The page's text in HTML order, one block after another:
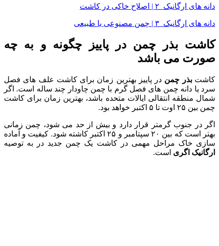
دانه های ارگانیک ۲ | اصلاح خاکی در کاشت
دانه های ارگانیک ۳ | چمن مصنوعی یا طبیعی
کاشت بذر چمن در پاییز چگونه و به چه
صورت می باشد
کاشتبذر چمن در پاییز بهترین زمان برای کاشت علف های فصل
سرد یا دانه چمن های فصل گرم با چمن چاودار چند ساله است. اگر
شمال منطقه انتقالی ایالات متحده باشد، بهترین زمان برای کاشت
چمن بین ۲۵ اوت تا ۵ اکتبر خواهد بود.
اگر در جنوب گرمتر قرار دارد و بیش از حد می شود، چمن زمانی
بهتر است که بین ۲۰ سپتامبر و ۲۵ اکتبر کاشته شود. کیفیت و آماده
سازی خاک مراحل مهمی در کاشت یک چمن جدید در به توصیه
ارگانیک اگری است.